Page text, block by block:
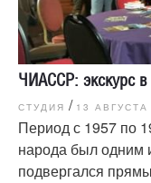
ЧИАССР: экскурс
СТУДИЯ / 13 АВГУСТА
Период с 1957 по
народа был одним
подвергался